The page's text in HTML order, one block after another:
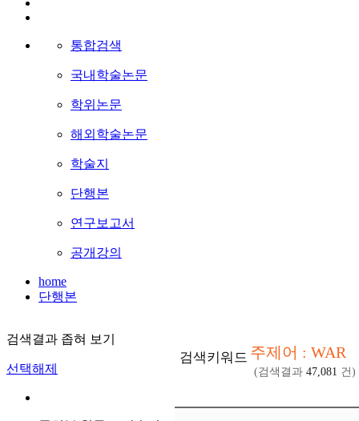
통합검색
국내학술논문
학위논문
해외학술논문
학술지
단행본
연구보고서
공개강의
home
단행본
검색결과 좁혀 보기
선택해제
검색키워드 주제어 : WAR
(검색결과 47,081 건)